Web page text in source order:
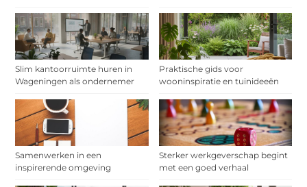
Slim kantoorruimte huren in
Wageningen als ondernemer
Praktische gids voor
wooninspiratie en tuinideeën
Samenwerken in een
inspirerende omgeving
Sterker werkgeverschap begint
met een goed verhaal